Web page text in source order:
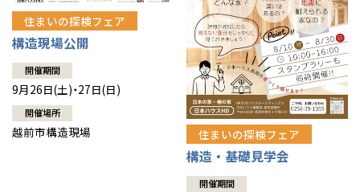
住まいの探検フェア
構造現場公開
開催期間
9月26日(土)・27日(日)
開催場所
越前市構造現場 住まいの探検フェア
構造・基礎見学会
開催期間